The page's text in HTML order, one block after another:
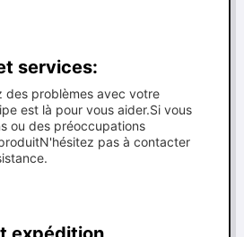
services:
des problèmes avec votre
est là pour vous aider.Si vous
ou des préoccupations
pas à contacter